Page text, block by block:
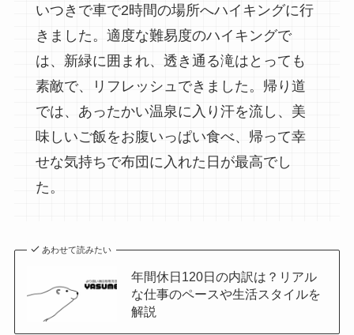
いつきで車で2時間の場所へハイキングに行
きました。適度な難易度のハイキングで
は、新緑に囲まれ、透き通る滝はとっても
素敵で、リフレッシュできました。帰り道
では、あったかい温泉に入り汗を流し、美
味しいご飯をお腹いっぱい食べ、帰って幸
せな気持ちで布団に入れた日が最高でし
た。
あわせて読みたい
年間休日120日の内訳は？リアル
な仕事のペースや生活スタイルを
解説